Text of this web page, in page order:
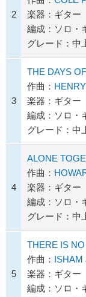
2
楽器：ギター
編成：ソロ・
グレード：中
3
THE DAYS
作曲：
楽器：ギター
編成：ソロ・
グレード：中
4
ALONE
作曲：
楽器：ギター
編成：ソロ・
グレード：中
5
THERE IS
作曲： ISHAM
楽器：ギター
編成：ソロ・